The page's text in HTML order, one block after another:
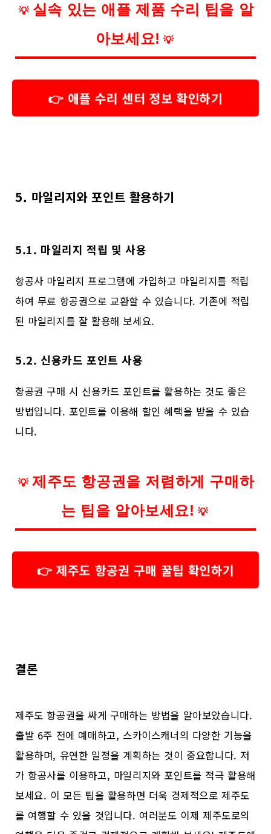
💡 실속 있는 애플 제품 수리 팁을 알
아보세요! 💡
👉 애플 수리 센터 정보 확인하기
5. 마일리지와 포인트 활용하기
5.1. 마일리지 적립 및 사용
항공사 마일리지 프로그램에 가입하고 마일리지를 적립
하여 무료 항공권으로 교환할 수 있습니다. 기존에 적립
된 마일리지를 잘 활용해 보세요.
5.2. 신용카드 포인트 사용
항공권 구매 시 신용카드 포인트를 활용하는 것도 좋은
방법입니다. 포인트를 이용해 할인 혜택을 받을 수 있습
니다.
💡 제주도 항공권을 저렴하게 구매하
는 팁을 알아보세요! 💡
👉 제주도 항공권 구매 꿀팁 확인하기
결론
제주도 항공권을 싸게 구매하는 방법을 알아보았습니다.
출발 6주 전에 예매하고, 스카이스캐너의 다양한 기능을
활용하며, 유연한 일정을 계획하는 것이 중요합니다. 저
가 항공사를 이용하고, 마일리지와 포인트를 적극 활용해
보세요. 이 모든 팁을 활용하면 더욱 경제적으로 제주도
를 여행할 수 있을 것입니다. 여러분도 이제 제주도로의